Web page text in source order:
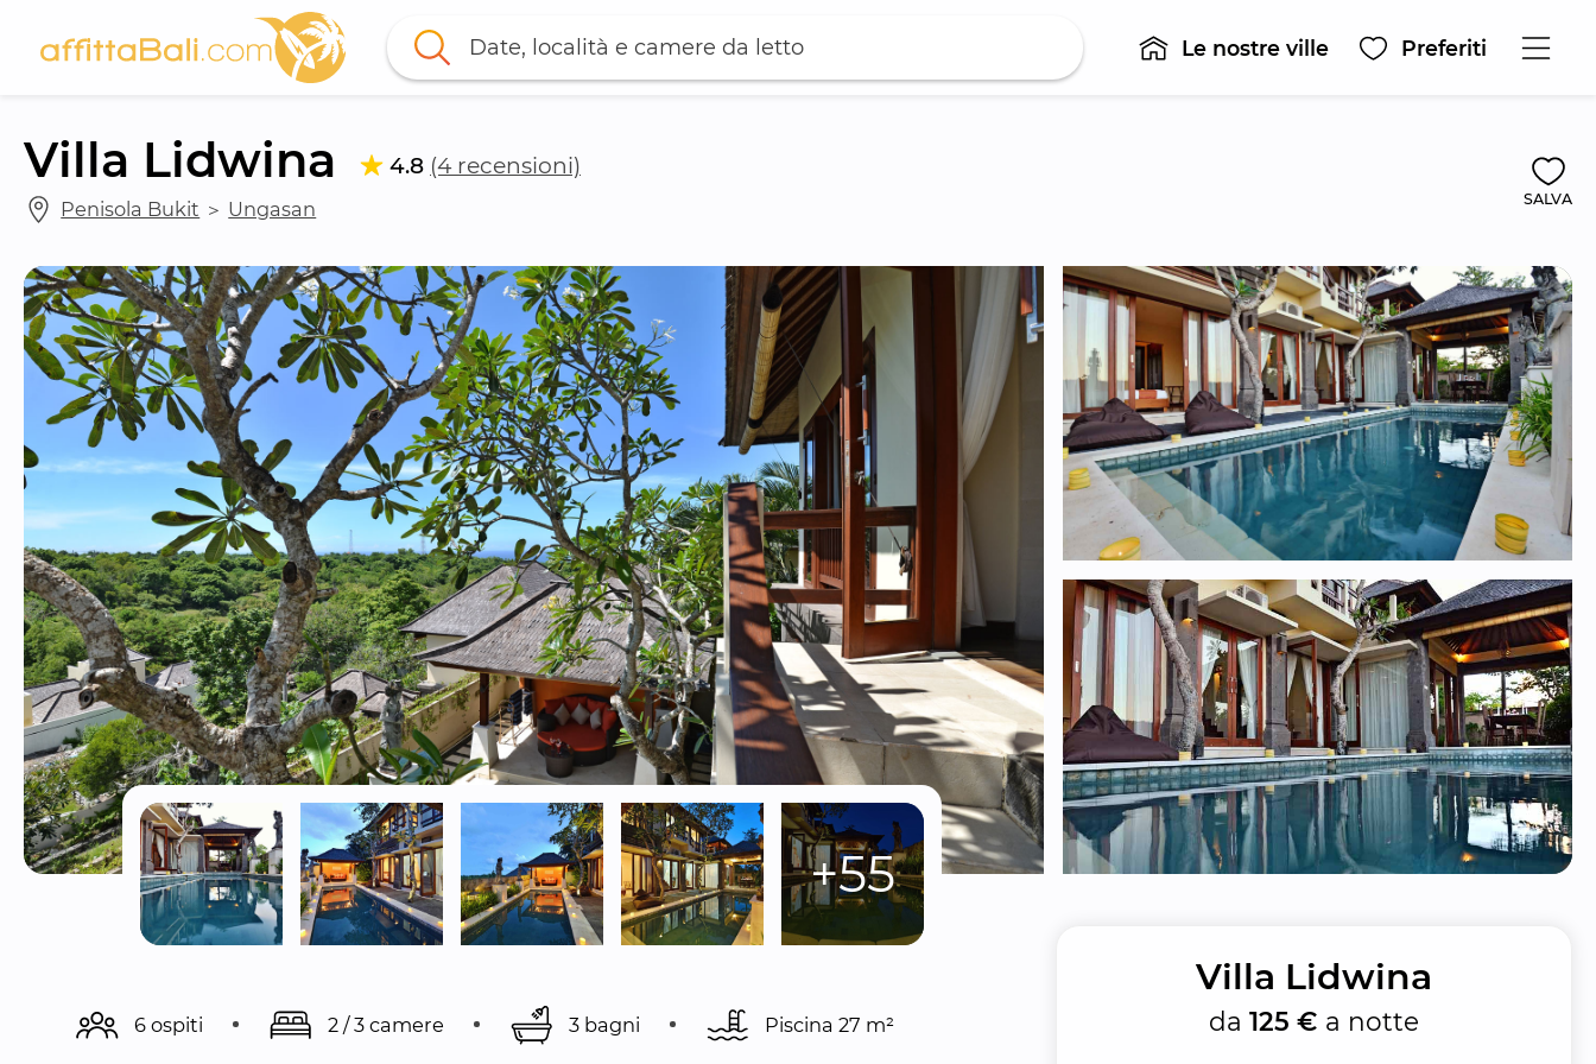
Date, località e camere da letto Le nostre ville Preferiti
Villa Lidwina 4.8 (4 recensioni)
Penisola Bukit ＞ Ungasan SALVA
+55
6 ospiti 2 / 3 camere 3 bagni Piscina 27 m²
Villa Lidwina
da125 € a notte